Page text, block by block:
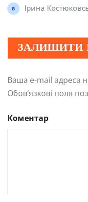
Ірина
ЗАЛИШИТИ
Ваша e-mail адреса
Обов’язкові поля
Коментар